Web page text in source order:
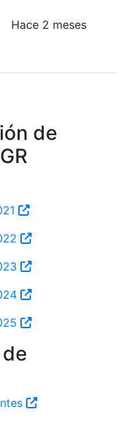
Hace 2 meses
de